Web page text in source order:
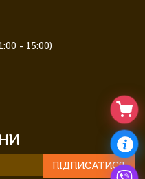
- 15:00)
ПІДПИСАТИСЯ